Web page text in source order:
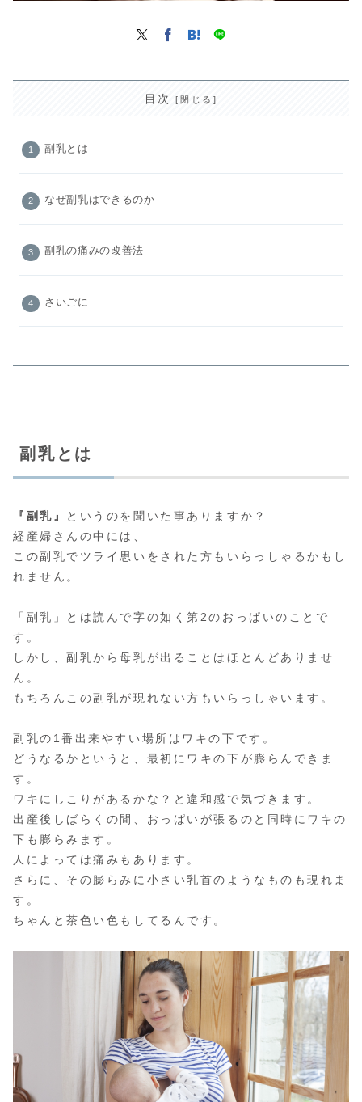
目次
副乳とは
なぜ副乳はできるのか
副乳の痛みの改善法
さいごに
副乳とは
『副乳』
というのを聞いた事ありますか？
経産婦さんの中には、
この副乳でツライ思いをされた方もいらっしゃるかもし
れません。
「副乳」とは読んで字の如く第2のおっぱいのことで
す。
しかし、副乳から母乳が出ることはほとんどありませ
ん。
もちろんこの副乳が現れない方もいらっしゃいます。
副乳の1番出来やすい場所はワキの下です。
どうなるかというと、最初にワキの下が膨らんできま
す。
ワキにしこりがあるかな？と違和感で気づきます。
出産後しばらくの間、おっぱいが張るのと同時にワキの
下も膨らみます。
人によっては痛みもあります。
さらに、その膨らみに小さい乳首のようなものも現れま
す。
ちゃんと茶色い色もしてるんです。